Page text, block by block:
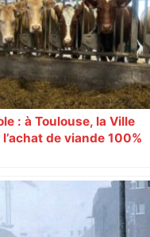
: à Toulouse, la Ville
de viande 100%